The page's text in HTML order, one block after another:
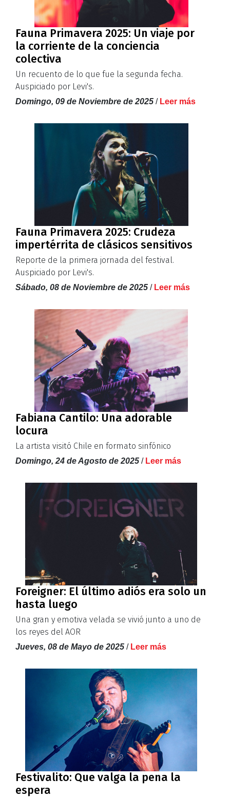
Fauna Primavera 2025: Un viaje por
la corriente de la conciencia
colectiva
Un recuento de lo que fue la segunda fecha.
Auspiciado por Levi's.
Domingo, 09 de Noviembre de 2025 / Leer más
Fauna Primavera 2025: Crudeza
impertérrita de clásicos sensitivos
Reporte de la primera jornada del festival.
Auspiciado por Levi's.
Sábado, 08 de Noviembre de 2025 / Leer más
Fabiana Cantilo: Una adorable
locura
La artista visitó Chile en formato sinfónico
Domingo, 24 de Agosto de 2025 / Leer más
Foreigner: El último adiós era solo un
hasta luego
Una gran y emotiva velada se vivió junto a uno de
los reyes del AOR
Jueves, 08 de Mayo de 2025 / Leer más
Festivalito: Que valga la pena la
espera